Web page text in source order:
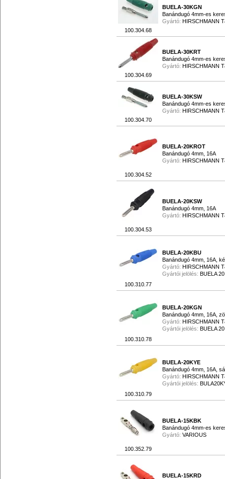
100.304.68
BUELA-30KGN
Banándugó 4mm-es
Gyártó: HIRSCHMANN
100.304.69
BUELA-30KRT
Banándugó 4mm-es
Gyártó: HIRSCHMANN
100.304.70
BUELA-30KSW
Banándugó 4mm-es
Gyártó: HIRSCHMANN
100.304.52
BUELA-20KROT
Banándugó 4mm, 16A
Gyártó: HIRSCHMANN
100.304.53
BUELA-20KSW
Banándugó 4mm, 16A
Gyártó: HIRSCHMANN
100.310.77
BUELA-20KBU
Banándugó 4mm, 16A,
Gyártó: HIRSCHMANN
Gyártói jelölés: BUELA
100.310.78
BUELA-20KGN
Banándugó 4mm, 16A,
Gyártó: HIRSCHMANN
Gyártói jelölés: BUELA
100.310.79
BUELA-20KYE
Banándugó 4mm, 16A,
Gyártó: HIRSCHMANN
Gyártói jelölés:
100.352.79
BUELA-15KBK
Banándugó 4mm-es
Gyártó: VARIOUS
BUELA-15KRD